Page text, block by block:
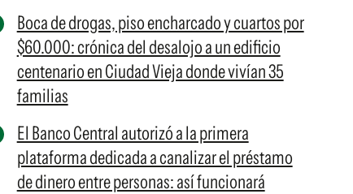
Boca de drogas, piso encharcado y cuartos por
$60.000: crónica del desalojo a un edificio
centenario en Ciudad Vieja donde vivían 35
familias
El Banco Central autorizó a la primera
plataforma dedicada a canalizar el préstamo
de dinero entre personas: así funcionará